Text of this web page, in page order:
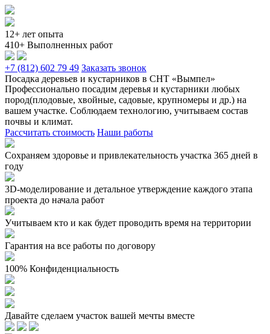
12+ лет опыта
410+ Выполненных работ
+7 (812) 602 79 49 Заказать звонок
Посадка деревьев и кустарников в СНТ «Вымпел»
Профессионально посадим деревья и кустарники любых
пород(плодовые, хвойные, садовые, крупномеры и др.) на
вашем участке. Соблюдаем технологию, учитываем состав
почвы и климат.
Рассчитать стоимость Наши работы
Сохраняем здоровье и привлекательность участка 365 дней в
году
3D-моделирование и детальное утверждение каждого этапа
проекта до начала работ
Учитываем кто и как будет проводить время на территории
Гарантия на все работы по договору
100% Конфиденциальность
Давайте сделаем участок вашей мечты вместе